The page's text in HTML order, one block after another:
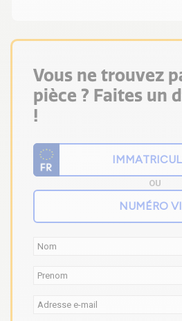
Vous ne trouvez
pièce ? Faites un
!
OU